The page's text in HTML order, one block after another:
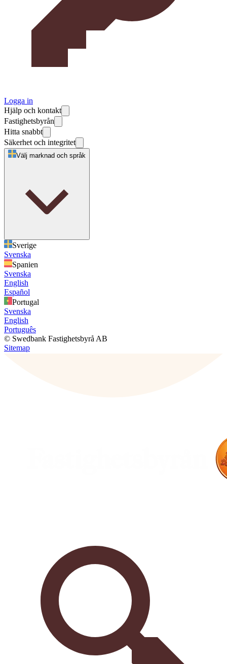
Logga in
Hjälp och kontakt
Fastighetsbyrån
Hitta snabbt
Säkerhet och integritet
Välj marknad och språk
Sverige
Svenska
Spanien
Svenska
English
Español
Portugal
Svenska
English
Português
© Swedbank Fastighetsbyrå AB
Sitemap